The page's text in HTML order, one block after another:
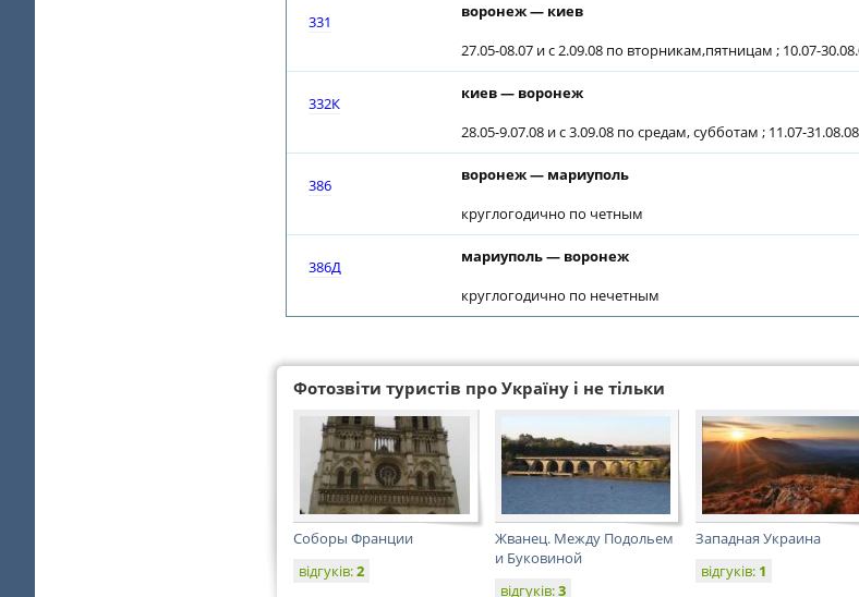
331
воронеж — киев
27.05-08.07 и с 2.09.08 по вторникам,пятницам ; 10.07-
332К
киев — воронеж
28.05-9.07.08 и с 3.09.08 по средам, субботам ; 11.07-
386
воронеж — мариуполь
круглогодично по четным
386Д
мариуполь — воронеж
круглогодично по нечетным
Фотозвіти туристів про Україну і не тільки
Соборы Франции
відгуків:2
Жванец. Между Подольем
и Буковиной
відгуків:3
Западная Украина
відгуків: 1